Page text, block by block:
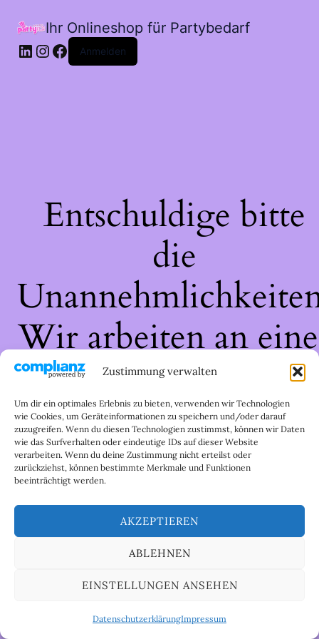
Zustimmung verwalten
Um dir ein optimales Erlebnis zu bieten, verwenden wir Technologien
wie Cookies, um Geräteinformationen zu speichern und/oder darauf
zuzugreifen. Wenn du diesen Technologien zustimmst, können wir Daten
wie das Surfverhalten oder eindeutige IDs auf dieser Website
verarbeiten. Wenn du deine Zustimmung nicht erteilst oder
zurückziehst, können bestimmte Merkmale und Funktionen
beeinträchtigt werden.
AKZEPTIEREN
ABLEHNEN
EINSTELLUNGEN ANSEHEN
DatenschutzerklärungImpressum
Ihr Onlineshop für Partybedarf
LinkedIn
Instagram
Facebook
Anmelden
Entschuldige bitte
die
Wir arbeiten an
großartigen Sache
schau bald wieder
vorbei!